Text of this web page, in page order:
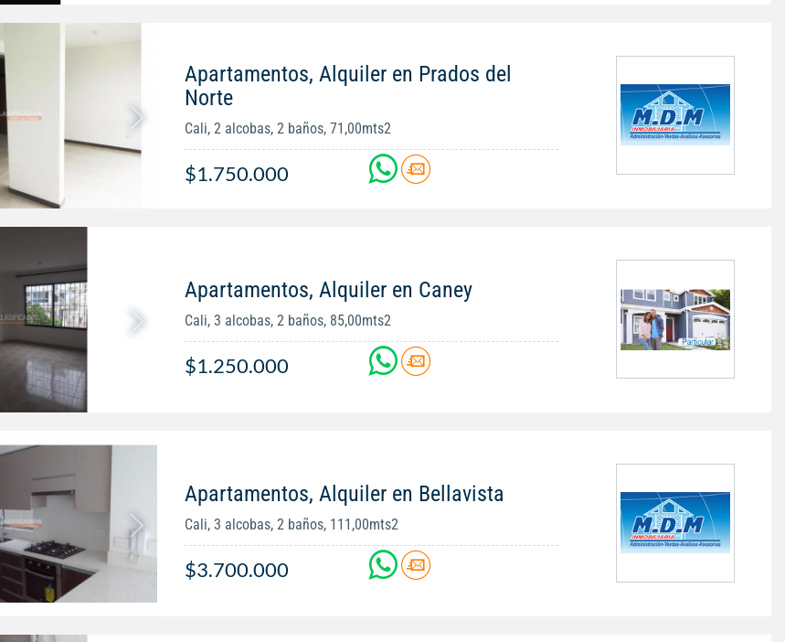
Apartamentos, Alquiler en Prados del
Norte
Cali, 2 alcobas, 2 baños, 71,00mts2
$1.750.000
Apartamentos, Alquiler en Caney
Cali, 3 alcobas, 2 baños, 85,00mts2
$1.250.000
Apartamentos, Alquiler en Bellavista
Cali, 3 alcobas, 2 baños, 111,00mts2
$3.700.000